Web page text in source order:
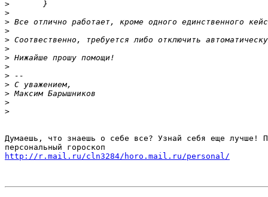
>
>
> Все отлично работает, кроме одного единственного
>
>
>
>
>
>
>
>
>
>
Думаешь, что знаешь о себе все? Узнай себя еще лучше!
http://r.mail.ru/cln3284/horo.mail.ru/personal/